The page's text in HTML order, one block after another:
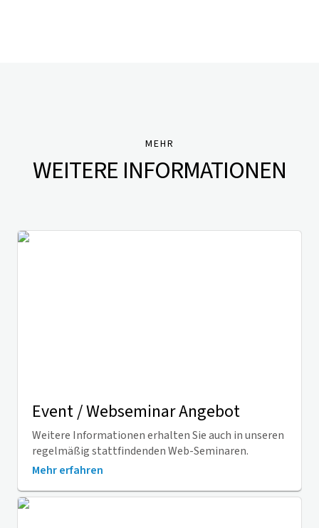
MEHR
WEITERE INFORMATIONEN
Event / Webseminar Angebot
Weitere Informationen erhalten Sie auch in unseren
regelmäßig stattfindenden Web-Seminaren.
Mehr erfahren